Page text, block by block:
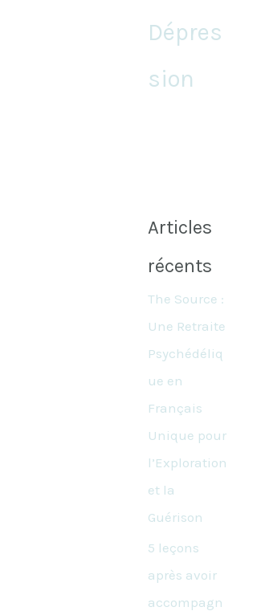
Dépres
sion
Articles
récents
The Source :
Une Retraite
Psychédéliq
ue en
Français
Unique pour
l’Exploration
et la
Guérison
5 leçons
après avoir
accompagn